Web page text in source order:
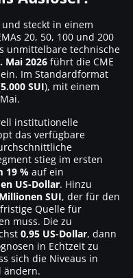
und steckt in einem
20, 50, 100 und 200
unmittelbare technische
Mai 2026 führt die CME
Im Standardformat
5.000 SUI), mit einem
institutionelle
das verfügbare
stieg im ersten
19 % auf ein
US-Dollar. Hinzu
SUI, der für den
Quelle für
muss. Die zu
0,95 US-Dollar, dann
in Echtzeit zu
sich die Niveaus in
ändern.